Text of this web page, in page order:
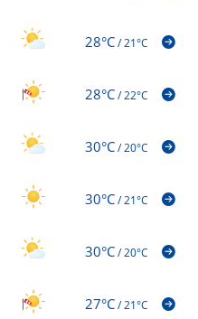
28°C/21°C
28°C/22°C
30°C/20°C
30°C/21°C
30°C/20°C
27°C/21°C